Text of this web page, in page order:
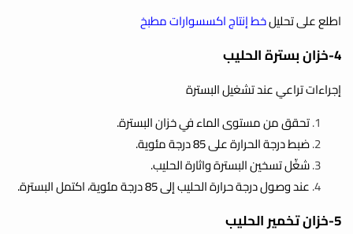
اطلع على تحليلخط إنتاج اكسسوارات مطبخ
4-خزان بسترة الحليب
إجراءات تراعي عند تشغيل البسترة
تحقق من مستوى الماء في خزان البسترة.
ضبط درجة الحرارة على 85 درجة مئوية.
شغّل تسخين البسترة واثارة الحليب.
عند وصول درجة حرارة الحليب إلى 85 درجة مئوية، اكتمل البسترة.
5-خزان تخمير الحليب